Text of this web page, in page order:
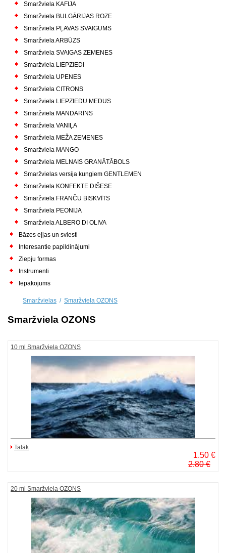
Smaržviela KAFIJA
Smaržviela BULGĀRIJAS ROZE
Smaržviela PĻAVAS SVAIGUMS
Smaržviela ARBŪZS
Smaržviela SVAIGAS ZEMENES
Smaržviela LIEPZIEDI
Smaržviela UPENES
Smaržviela CITRONS
Smaržviela LIEPZIEDU MEDUS
Smaržviela MANDARĪNS
Smaržviela VANIĻA
Smaržviela MEŽA ZEMENES
Smaržviela MANGO
Smaržviela MELNAIS GRANĀTĀBOLS
Smaržvielas versija kungiem GENTLEMEN
Smaržviela KONFEKTE DIŠESE
Smaržviela FRANČU BISKVĪTS
Smaržviela PEONIJA
Smaržviela ALBERO DI OLIVA
Bāzes eļļas un sviesti
Interesantie papildinājumi
Ziepju formas
Instrumenti
Iepakojums
Smaržvielas / Smaržviela OZONS
Smaržviela OZONS
10 ml Smaržviela OZONS
Talāk
1.50 €
2.80 €
20 ml Smaržviela OZONS